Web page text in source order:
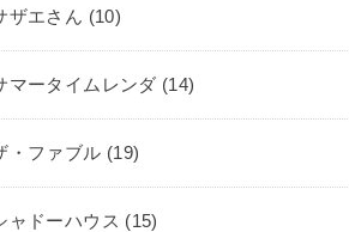
ザエさん (10)
マータイムレンダ (14)
・ファブル (19)
ャドーハウス (15)